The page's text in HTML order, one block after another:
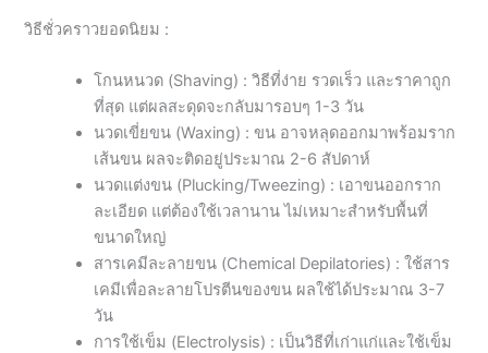
วิธีชั่วคราวยอดนิยม :
โกนหนวด (Shaving) : วิธีที่ง่าย รวดเร็ว และราคาถูก
ที่สุด แต่ผลสะดุดจะกลับมารอบๆ 1-3 วัน
นวดเขี่ยขน (Waxing) : ขน อาจหลุดออกมาพร้อมราก
เส้นขน ผลจะติดอยู่ประมาณ 2-6 สัปดาห์
นวดแต่งขน (Plucking/Tweezing) : เอาขนออกราก
ละเอียด แต่ต้องใช้เวลานาน ไม่เหมาะสำหรับพื้นที่
ขนาดใหญ่
สารเคมีละลายขน (Chemical Depilatories) : ใช้สาร
เคมีเพื่อละลายโปรตีนของขน ผลใช้ได้ประมาณ 3-7
วัน
การใช้เข็ม (Electrolysis) : เป็นวิธีที่เก่าแก่และใช้เข็ม